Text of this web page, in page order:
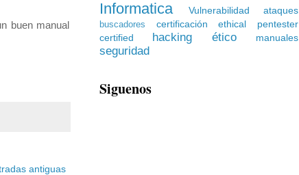
buen manual
antiguas
Informatica
Vulnerabilidad ataques
buscadores certificación
ethical pentester
certified
hacking ético manuales
seguridad
Siguenos